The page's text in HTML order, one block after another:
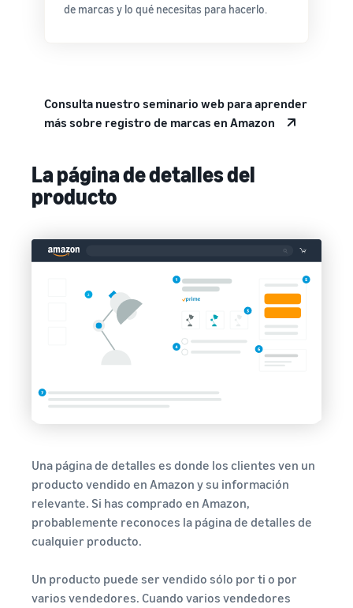
de marcas y lo qué necesitas para hacerlo.
Consulta nuestro seminario web para aprender
más sobre registro de marcas en Amazon
La página de detalles del
producto
Una página de detalles es donde los clientes ven un
producto vendido en Amazon y su información
relevante. Si has comprado en Amazon,
probablemente reconoces la página de detalles de
cualquier producto.
Un producto puede ser vendido sólo por ti o por
varios vendedores. Cuando varios vendedores